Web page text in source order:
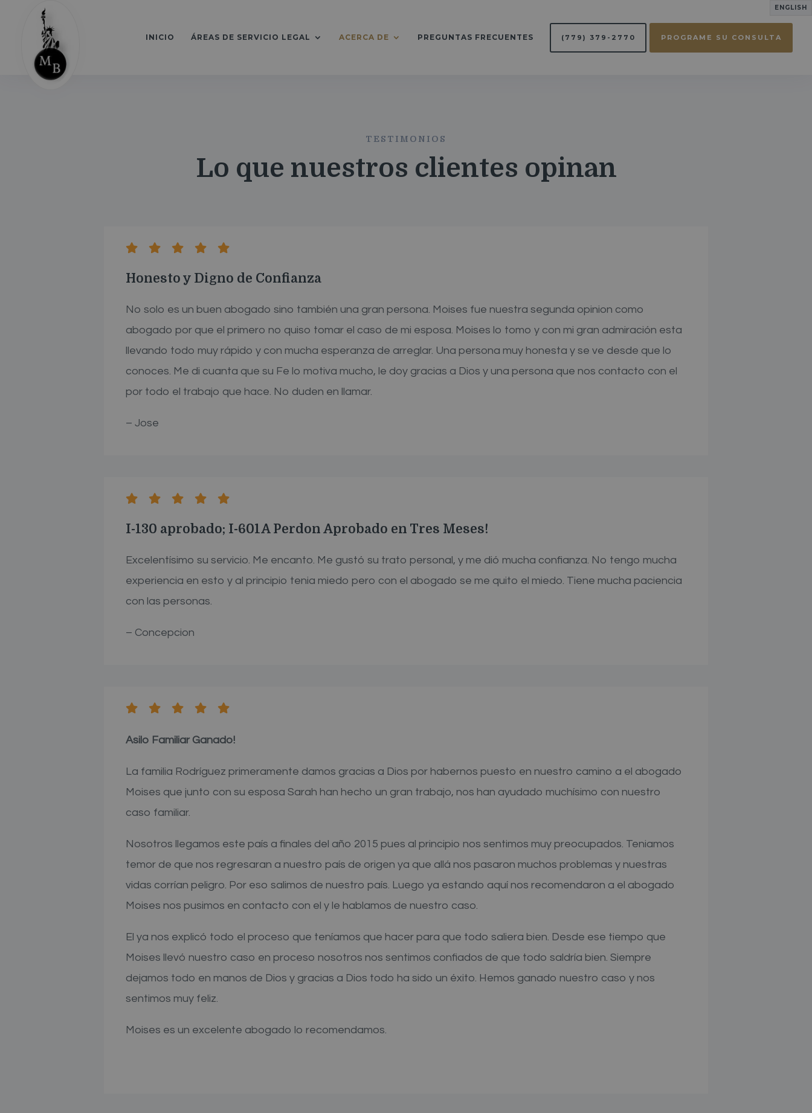
INICIO ÁREAS DE SERVICIO LEGAL ACERCA DE PREGUNTAS FRECUENTES (779) 379-2770 PROGRAME SU CONSULTA
ENGLISH
TESTIMONIOS
Lo que nuestros clientes opinan
Honesto y Digno de Confianza
No solo es un buen abogado sino también una gran persona. Moises fue nuestra segunda opinion como
abogado por que el primero no quiso tomar el caso de mi esposa. Moises lo tomo y con mi gran admiración esta
llevando todo muy rápido y con mucha esperanza de arreglar. Una persona muy honesta y se ve desde que lo
conoces. Me di cuanta que su Fe lo motiva mucho, le doy gracias a Dios y una persona que nos contacto con el
por todo el trabajo que hace. No duden en llamar.
– Jose
I-130 aprobado; I-601A Perdon Aprobado en Tres Meses!
Excelentísimo su servicio. Me encanto. Me gustó su trato personal, y me dió mucha confianza. No tengo mucha
experiencia en esto y al principio tenia miedo pero con el abogado se me quito el miedo. Tiene mucha paciencia
con las personas.
– Concepcion
Asilo Familiar Ganado!
La familia Rodríguez primeramente damos gracias a Dios por habernos puesto en nuestro camino a el abogado
Moises que junto con su esposa Sarah han hecho un gran trabajo, nos han ayudado muchísimo con nuestro
caso familiar.
Nosotros llegamos este país a finales del año 2015 pues al principio nos sentimos muy preocupados. Teniamos
temor de que nos regresaran a nuestro país de origen ya que allá nos pasaron muchos problemas y nuestras
vidas corrían peligro. Por eso salimos de nuestro país. Luego ya estando aquí nos recomendaron a el abogado
Moises nos pusimos en contacto con el y le hablamos de nuestro caso.
El ya nos explicó todo el proceso que teníamos que hacer para que todo saliera bien. Desde ese tiempo que
Moises llevó nuestro caso en proceso nosotros nos sentimos confiados de que todo saldría bien. Siempre
dejamos todo en manos de Dios y gracias a Dios todo ha sido un éxito. Hemos ganado nuestro caso y nos
sentimos muy feliz.
Moises es un excelente abogado lo recomendamos.